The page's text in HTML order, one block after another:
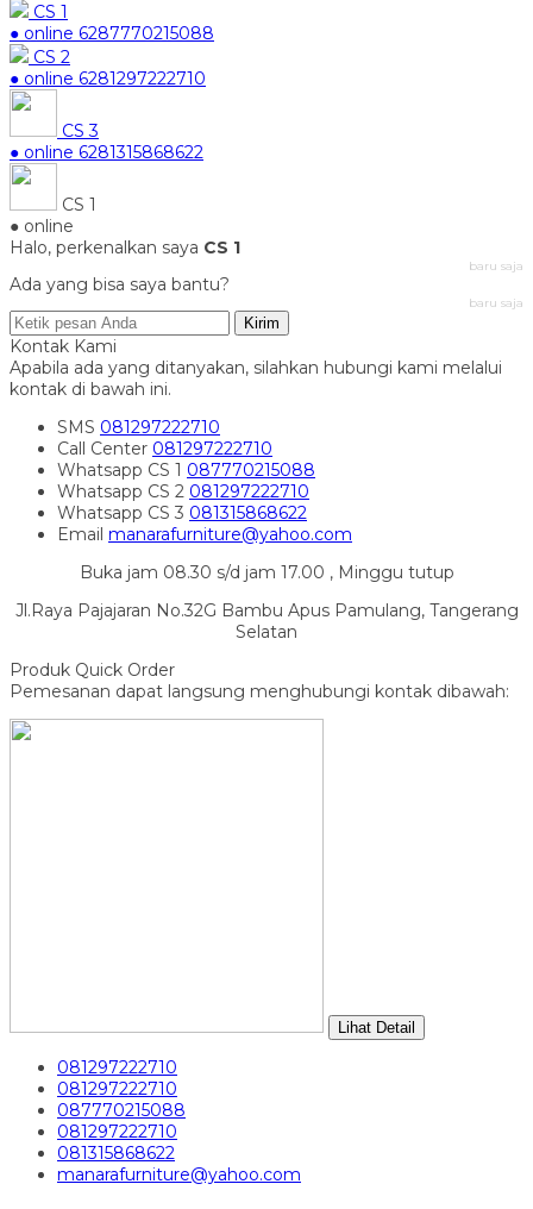
CS 1
● online 6287770215088
CS 2
● online 6281297222710
CS 3
● online 6281315868622
CS 1
● online
Halo, perkenalkan saya CS 1
baru saja
Ada yang bisa saya bantu?
baru saja
Kirim
Kontak Kami
Apabila ada yang ditanyakan, silahkan hubungi kami melalui
kontak di bawah ini.
SMS 081297222710
Call Center 081297222710
Whatsapp CS 1 087770215088
Whatsapp CS 2 081297222710
Whatsapp CS 3 081315868622
Email manarafurniture@yahoo.com
Buka jam 08.30 s/d jam 17.00 , Minggu tutup
Jl.Raya Pajajaran No.32G Bambu Apus Pamulang, Tangerang
Selatan
Produk Quick Order
Pemesanan dapat langsung menghubungi kontak dibawah:
Lihat Detail
081297222710
081297222710
087770215088
081297222710
081315868622
manarafurniture@yahoo.com